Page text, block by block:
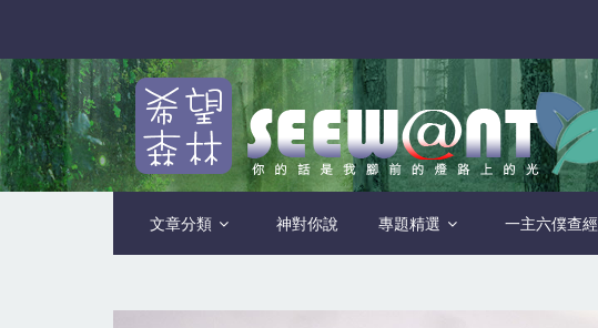
文章分類 神對你說 專題精選 一主六僕查經